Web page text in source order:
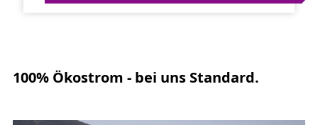
100% Ökostrom - bei uns Standard.